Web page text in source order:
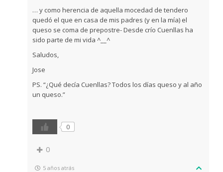
… y como herencia de aquella mocedad de tendero
quedó el que en casa de mis padres (y en la mía) el
queso se coma de prepostre- Desde crío Cuenllas ha
sido parte de mi vida ^__^
Saludos,
Jose
PS. “¿Qué decía Cuenllas? Todos los días queso y al año
un queso.”
0
0
5 años atrás